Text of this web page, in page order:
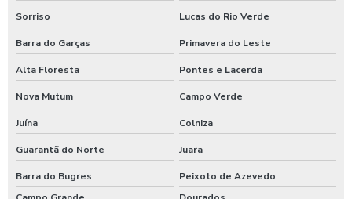
Sorriso Lucas do Rio Verde
Barra do Garças Primavera do Leste
Alta Floresta Pontes e Lacerda
Nova Mutum Campo Verde
Juína Colniza
Guarantã do Norte Juara
Barra do Bugres
Peixoto de Azevedo